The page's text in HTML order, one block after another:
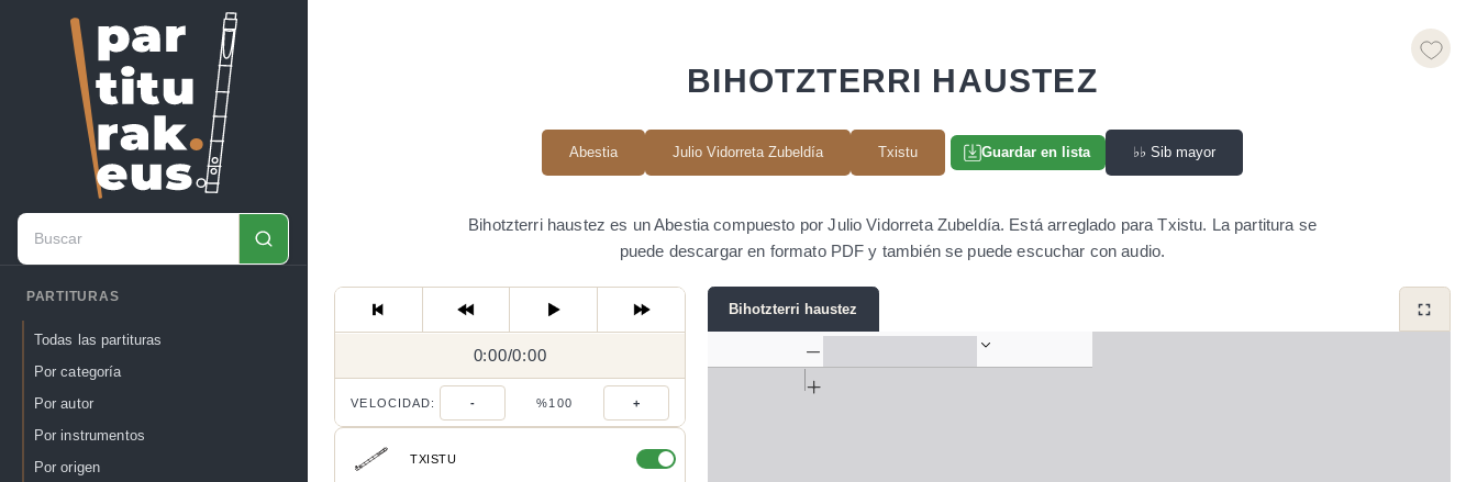
PARTITURAS
Todas las partituras
Por categoría
Por autor
Por instrumentos
Por origen
BIHOTZTERRI HAUSTEZ
Abestia Julio Vidorreta Zubeldía Txistu Guardar en lista ♭♭ Sib mayor
Bihotzterri haustez es un Abestia compuesto por Julio Vidorreta Zubeldía. Está arreglado para Txistu. La partitura se
puede descargar en formato PDF y también se puede escuchar con audio.
0:00/
0:00/0:00
VELOCIDAD: - %100 +
TXISTU
Bihotzterri haustez